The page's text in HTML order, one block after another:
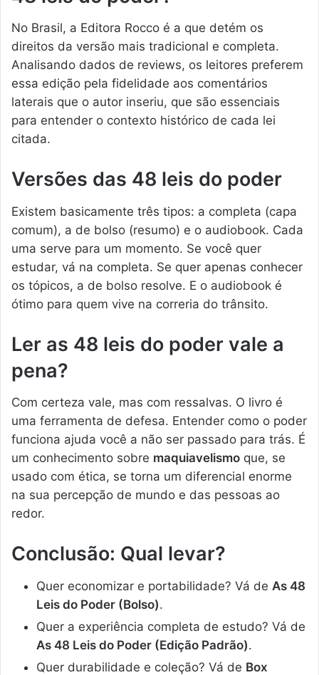
No Brasil, a Editora Rocco é a que detém os
direitos da versão mais tradicional e completa.
Analisando dados de reviews, os leitores preferem
essa edição pela fidelidade aos comentários
laterais que o autor inseriu, que são essenciais
para entender o contexto histórico de cada lei
citada.
Versões das 48 leis do poder
Existem basicamente três tipos: a completa (capa
comum), a de bolso (resumo) e o audiobook. Cada
uma serve para um momento. Se você quer
estudar, vá na completa. Se quer apenas conhecer
os tópicos, a de bolso resolve. E o audiobook é
ótimo para quem vive na correria do trânsito.
Ler as 48 leis do poder vale a
pena?
Com certeza vale, mas com ressalvas. O livro é
uma ferramenta de defesa. Entender como o poder
funciona ajuda você a não ser passado para trás. É
um conhecimento sobre maquiavelismo que, se
usado com ética, se torna um diferencial enorme
na sua percepção de mundo e das pessoas ao
redor.
Conclusão: Qual levar?
Quer economizar e portabilidade? Vá de As 48
Leis do Poder (Bolso).
Quer a experiência completa de estudo? Vá de
As 48 Leis do Poder (Edição Padrão).
Quer durabilidade e coleção? Vá de Box